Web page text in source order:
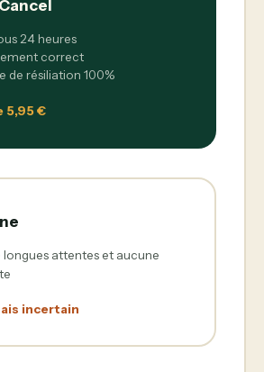
24 heures
correct
de résiliation 100%
5,95 €
longues attentes et aucune
incertain